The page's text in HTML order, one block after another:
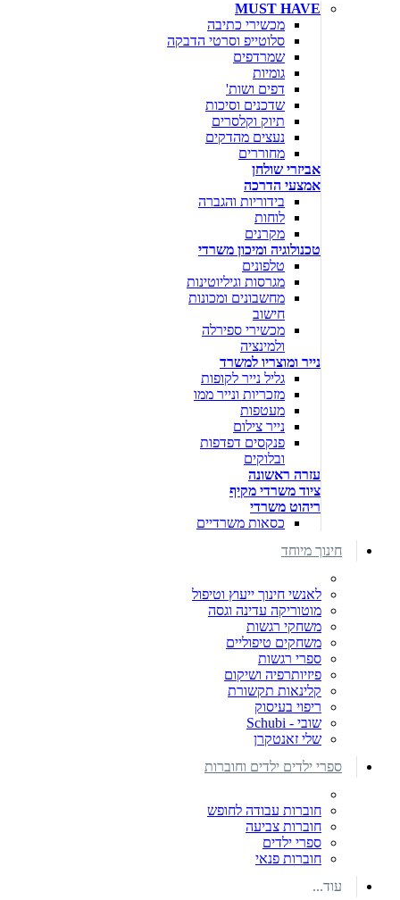
MUST HAVE
מכשירי כתיבה
סלוטייפ וסרטי הדבקה
שמרדפים
גומיות
דפים ושות'
שדכנים וסיכות
תיוק וקלסרים
נעצים מהדקים
מחוררים
אביזרי שולחן
אמצעי הדרכה
בידוריות והגברה
לוחות
מקרנים
טכנולוגיה ומיכון משרדי
טלפונים
מגרסות וגיליוטינות
מחשבונים ומכונות
חישוב
מכשירי ספירלה
ולמינציה
נייר ומוצריו למשרד
גליל נייר לקופות
מזכריות ונייר ממו
מעטפות
נייר צילום
פנקסים דפדפות
ובלוקים
עזרה ראשונה
ציוד משרדי מקיף
ריהוט משרדי
כסאות משרדיים
חינוך מיוחד
לאנשי חינוך ייעוץ וטיפול
מוטוריקה עדינה וגסה
משחקי רגשות
משחקים טיפוליים
ספרי רגשות
פיזיותרפיה ושיקום
קלינאות תקשורת
ריפוי בעיסוק
שובי - Schubi
שלי זאנטקרן
ספרי ילדים ילדים וחוברות
חוברות עבודה לחופש
חוברות צביעה
ספרי ילדים
חוברות פנאי
עוד...